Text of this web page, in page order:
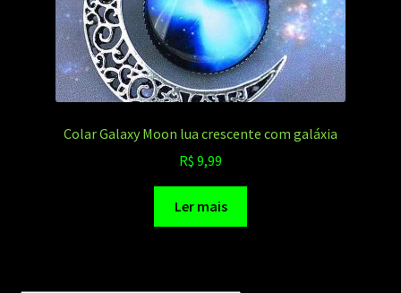
Colar Galaxy Moon lua crescente com galáxia
R$ 9,99
Ler mais